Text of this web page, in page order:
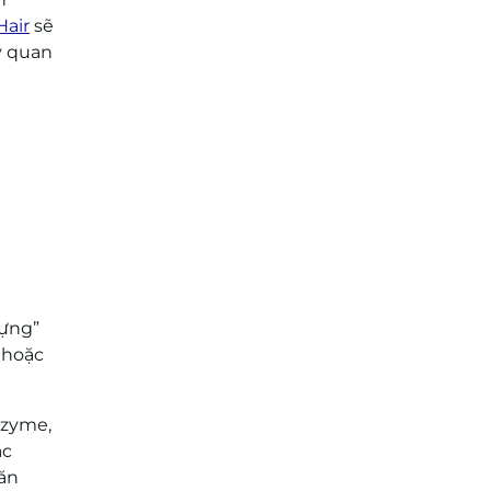
sẽ
quan